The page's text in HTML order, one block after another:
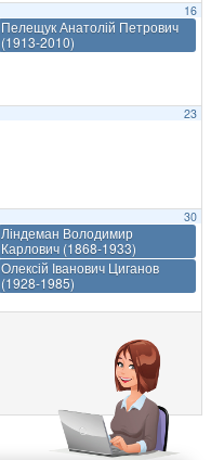
16
Пелещук Анатолій Петрович
(1913-2010)
23
30
Ліндеман Володимир
Карлович (1868-1933)
Олексій Іванович Циганов
(1928-1985)